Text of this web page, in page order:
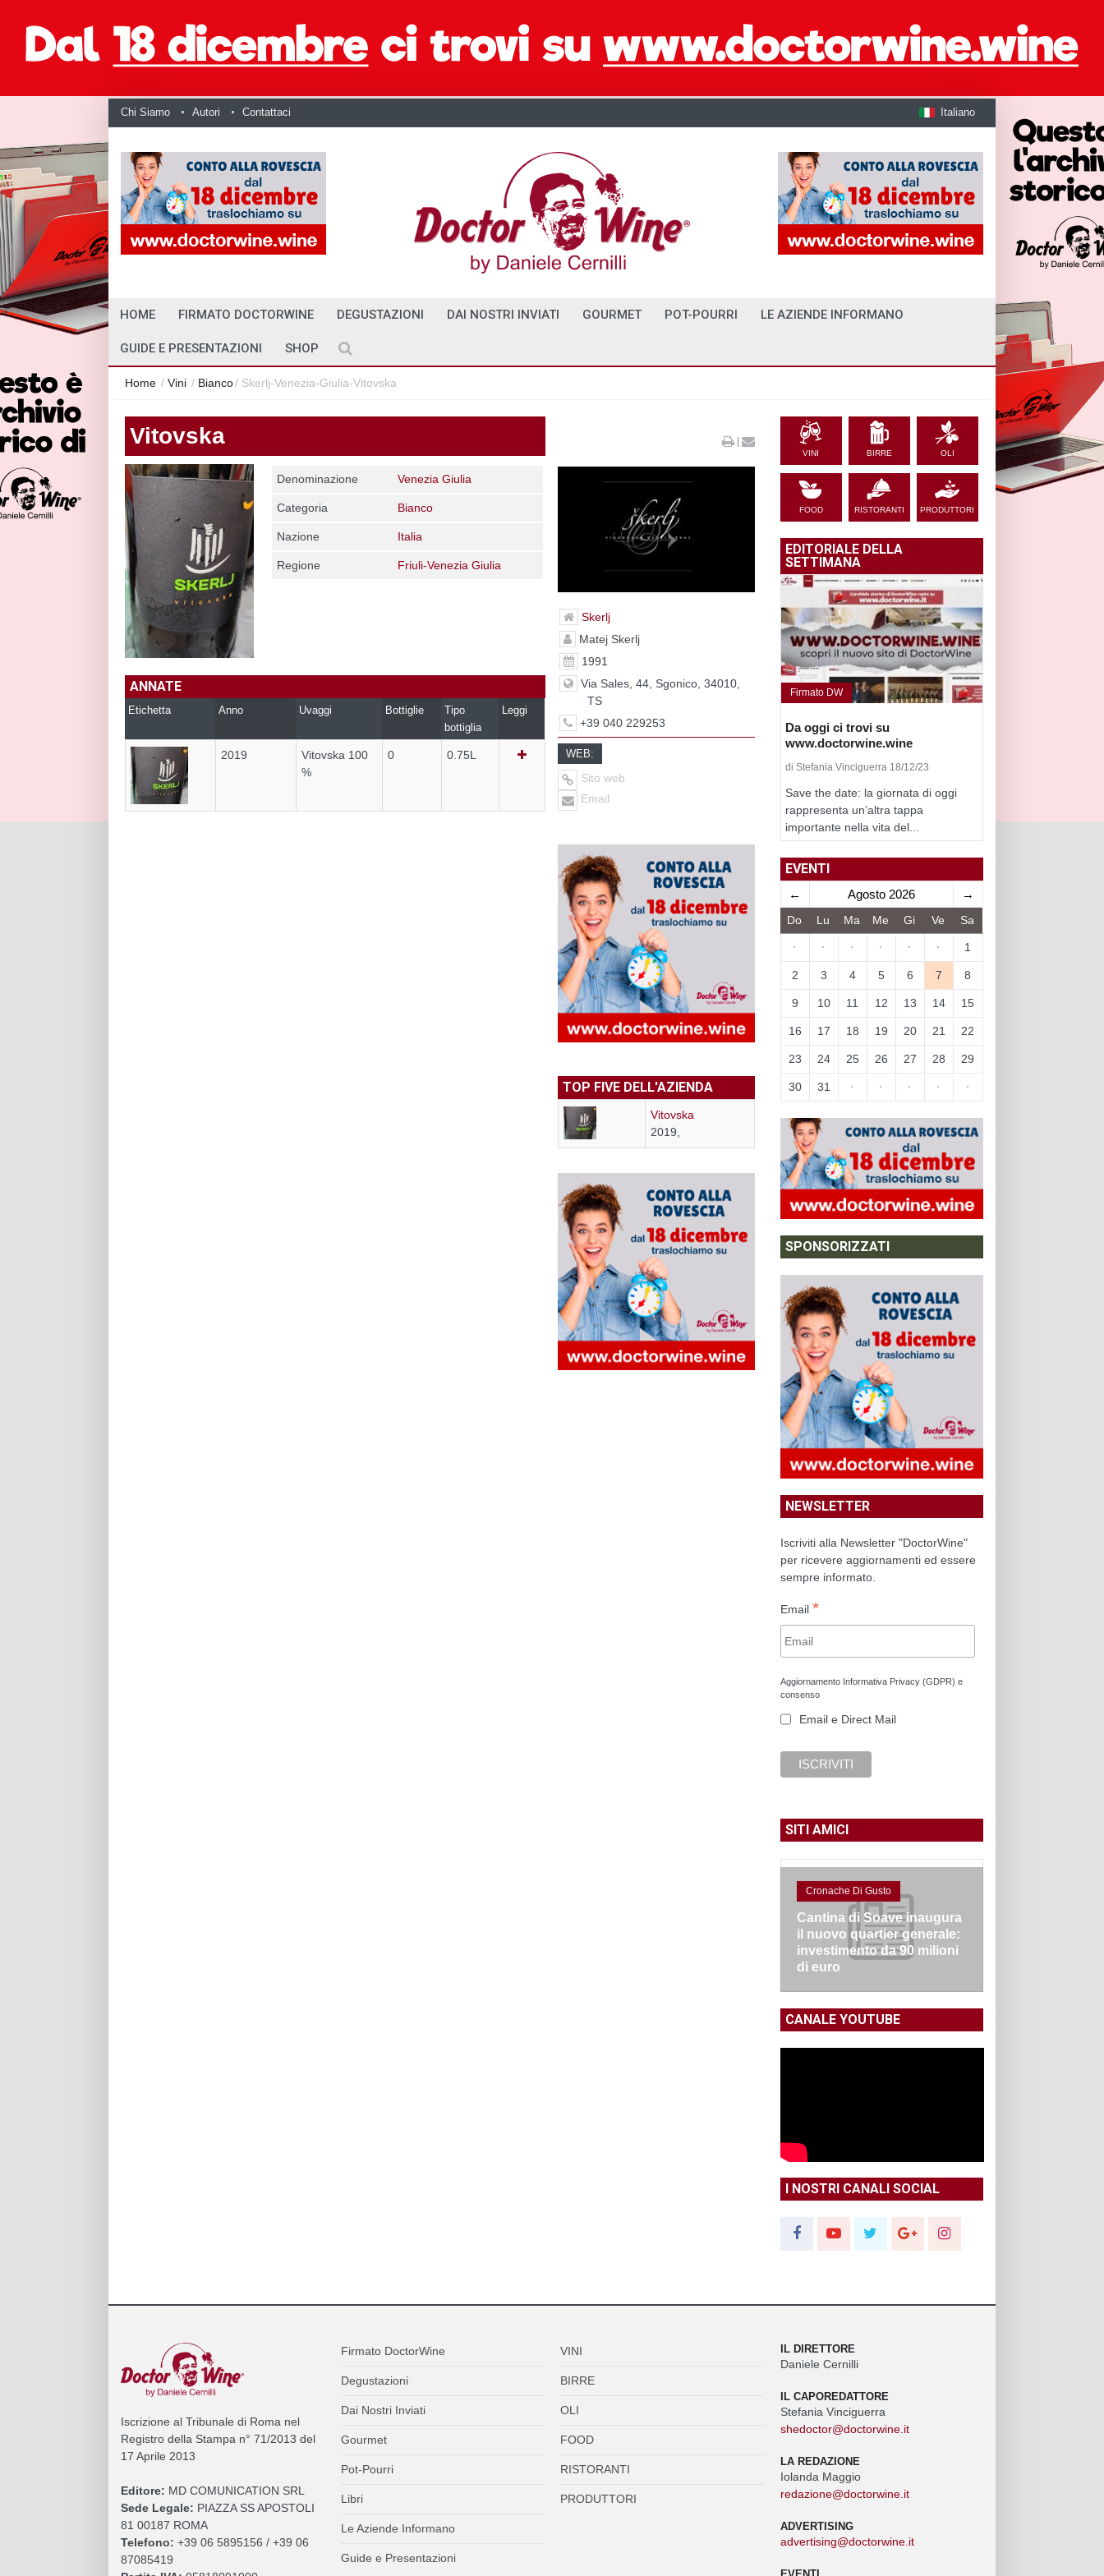
Chi Siamo Autori Contattaci Italiano
HOME FIRMATO DOCTORWINE DEGUSTAZIONI DAI NOSTRI INVIATI GOURMET POT-POURRI LE AZIENDE INFORMANO
GUIDE E PRESENTAZIONI SHOP
Home / Vini / Bianco/ Skerlj-Venezia-Giulia-Vitovska
Vitovska
Denominazione Venezia Giulia
Categoria Bianco
Nazione Italia
Regione Friuli-Venezia Giulia
ANNATE
Etichetta Anno Uvaggi Bottiglie
Tipo
bottiglia
Leggi
2019
Vitovska 100
%
0 0.75L
|
Skerlj
Matej Skerlj
1991
Via Sales, 44, Sgonico, 34010,
TS
+39 040 229253
WEB:
Sito web
Email
TOP FIVE DELL'AZIENDA
Vitovska
2019,
VINI BIRRE OLI
FOOD RISTORANTI PRODUTTORI
EDITORIALE DELLA
SETTIMANA
Firmato DW
Da oggi ci trovi su
www.doctorwine.wine
di Stefania Vinciguerra 18/12/23
Save the date: la giornata di oggi
rappresenta un’altra tappa
importante nella vita del...
EVENTI
← Agosto 2026 →
Do Lu Ma Me Gi Ve Sa
· · · · · · 1
2 3 4 5 6 7 8
9 10 11 12 13 14 15
16 17 18 19 20 21 22
23 24 25 26 27 28 29
30 31 · · · · ·
SPONSORIZZATI
NEWSLETTER
Iscriviti alla Newsletter "DoctorWine"
per ricevere aggiornamenti ed essere
sempre informato.
Email *
Aggiornamento Informativa Privacy (GDPR) e
consenso
Email e Direct Mail
SITI AMICI
Cronache Di Gusto
Cantina di Soave inaugura
il nuovo quartier generale:
investimento da 90 milioni
di euro
CANALE YOUTUBE
I NOSTRI CANALI SOCIAL
Iscrizione al Tribunale di Roma nel
Registro della Stampa n° 71/2013 del
17 Aprile 2013
Editore: MD COMUNICATION SRL
Sede Legale: PIAZZA SS APOSTOLI
81 00187 ROMA
Telefono: +39 06 5895156 / +39 06
87085419
Firmato DoctorWine
Degustazioni
Dai Nostri Inviati
Gourmet
Pot-Pourri
Libri
Le Aziende Informano
Guide e Presentazioni
VINI
BIRRE
OLI
FOOD
RISTORANTI
PRODUTTORI
IL DIRETTORE
Daniele Cernilli
IL CAPOREDATTORE
Stefania Vinciguerra
shedoctor@doctorwine.it
LA REDAZIONE
Iolanda Maggio
redazione@doctorwine.it
ADVERTISING
advertising@doctorwine.it